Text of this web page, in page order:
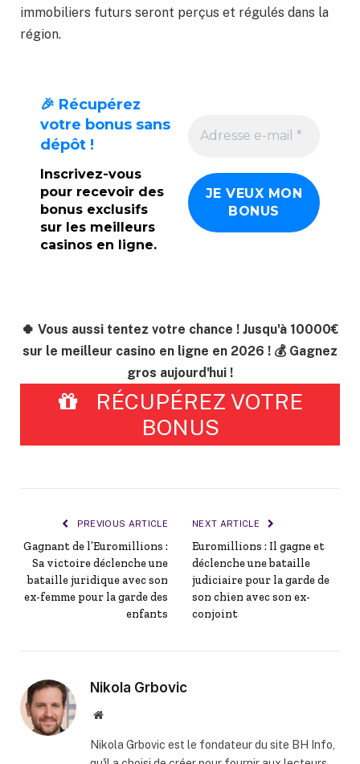
immobiliers futurs seront perçus et régulés dans la
région.
🎉 Récupérez
votre bonus sans
dépôt !
Inscrivez-vous
pour recevoir des
bonus exclusifs
sur les meilleurs
casinos en ligne.
🍀 Vous aussi tentez votre chance ! Jusqu'à 10000€
sur le meilleur casino en ligne en 2026 ! 💰 Gagnez
gros aujourd'hui !
RÉCUPÉREZ VOTRE
BONUS
PREVIOUS ARTICLE
Gagnant de l’Euromillions :
Sa victoire déclenche une
bataille juridique avec son
ex-femme pour la garde des
enfants
NEXT ARTICLE
Euromillions : Il gagne et
déclenche une bataille
judiciaire pour la garde de
son chien avec son ex-
conjoint
Nikola Grbovic
Website
Nikola Grbovic est le fondateur du site BH Info,